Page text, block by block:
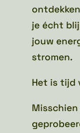
je écht
jouw
stromen.
Het is tijd